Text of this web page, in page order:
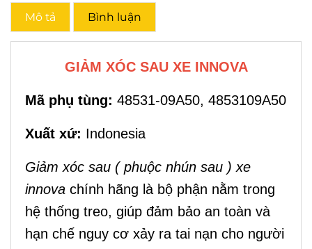
Mô tả Bình luận
GIẢM XÓC SAU XE INNOVA
Mã phụ tùng: 48531-09A50, 4853109A50
Xuất xứ: Indonesia
Giảm xóc sau ( phuộc nhún sau ) xe
innova chính hãng là bộ phận nằm trong
hệ thống treo, giúp đảm bảo an toàn và
hạn chế nguy cơ xảy ra tai nạn cho người